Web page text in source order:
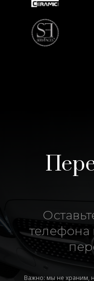
Важно: мы не храним,